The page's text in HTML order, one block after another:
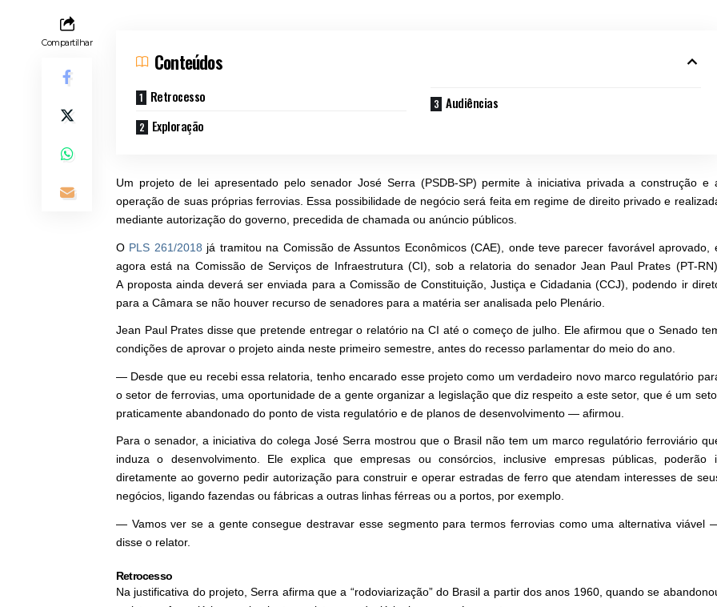
Compartilhar
Conteúdos
Retrocesso
Exploração
Audiências
Um projeto de lei apresentado pelo senador José Serra (PSDB-SP) permite à iniciativa privada a construção e
operação de suas próprias ferrovias. Essa possibilidade de negócio será feita em regime de direito privado e
mediante autorização do governo, precedida de chamada ou anúncio públicos.
O PLS 261/2018 já tramitou na Comissão de Assuntos Econômicos (CAE), onde teve parecer favorável aprovado,
agora está na Comissão de Serviços de Infraestrutura (CI), sob a relatoria do senador Jean Paul Prates (PT-RN).
A proposta ainda deverá ser enviada para a Comissão de Constituição, Justiça e Cidadania (CCJ), podendo ir
para a Câmara se não houver recurso de senadores para a matéria ser analisada pelo Plenário.
Jean Paul Prates disse que pretende entregar o relatório na CI até o começo de julho. Ele afirmou que o Senado
condições de aprovar o projeto ainda neste primeiro semestre, antes do recesso parlamentar do meio do ano.
— Desde que eu recebi essa relatoria, tenho encarado esse projeto como um verdadeiro novo marco regulatório
o setor de ferrovias, uma oportunidade de a gente organizar a legislação que diz respeito a este setor, que é um
praticamente abandonado do ponto de vista regulatório e de planos de desenvolvimento — afirmou.
Para o senador, a iniciativa do colega José Serra mostrou que o Brasil não tem um marco regulatório ferroviário
induza o desenvolvimento. Ele explica que empresas ou consórcios, inclusive empresas públicas, poderão
diretamente ao governo pedir autorização para construir e operar estradas de ferro que atendam interesses de
negócios, ligando fazendas ou fábricas a outras linhas férreas ou a portos, por exemplo.
— Vamos ver se a gente consegue destravar esse segmento para termos ferrovias como uma alternativa viável
disse o relator.
Retrocesso
Na justificativa do projeto, Serra afirma que a “rodoviarização” do Brasil a partir dos anos 1960, quando se